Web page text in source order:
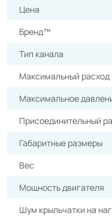
Цена
Бренд™
Тип канала
Максимальный расход
Максимальное
Присоединительный
Габаритные размеры
Вес
Мощность двигателя
Шум крыльчатки на